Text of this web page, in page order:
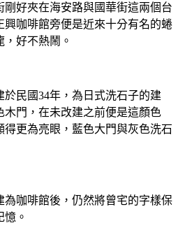
好夾在海安路與國華街這兩個台
興咖啡館旁便是近來十分有名的蜷
好不熱鬧。
民國34年，為日式洗石子的建
門，在未改建之前便是這顏色
更為亮眼，藍色大門與灰色洗石
為咖啡館後，仍然將曾宅的字樣保
。